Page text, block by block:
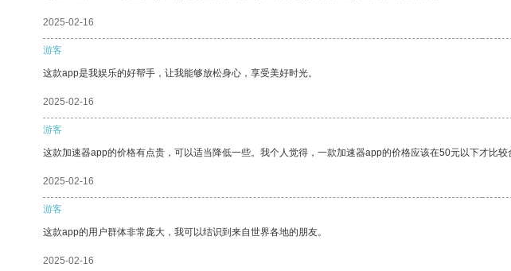
2025-02-16
游客
这款app是我娱乐的好帮手，让我能够放松身心，享受美好时光。
2025-02-16
游客
这款加速器app的价格有点贵，可以适当降低一些。我个人觉得，一款加速器app的价格应该在50元以下才比较
2025-02-16
游客
这款app的用户群体非常庞大，我可以结识到来自世界各地的朋友。
2025-02-16